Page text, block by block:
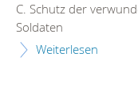
C. Schutz der
Soldaten
Weiterlesen